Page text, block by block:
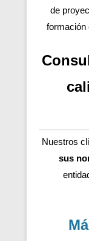
de
formación
Nuestros
sus